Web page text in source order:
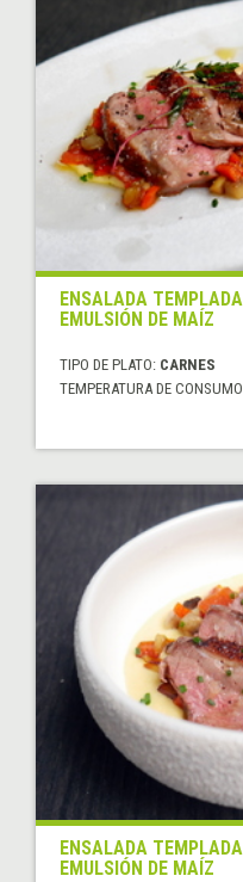
ENSALADA
EMULSIÓN DE MAÍZ
TIPO DE PLATO: CARNES
TEMPERATURA DE
ENSALADA
EMULSIÓN DE MAÍZ